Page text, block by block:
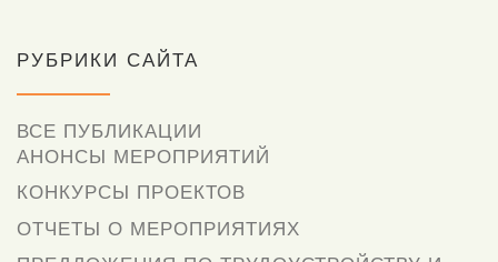
РУБРИКИ САЙТА
ВСЕ ПУБЛИКАЦИИ
АНОНСЫ МЕРОПРИЯТИЙ
КОНКУРСЫ ПРОЕКТОВ
ОТЧЕТЫ О МЕРОПРИЯТИЯХ